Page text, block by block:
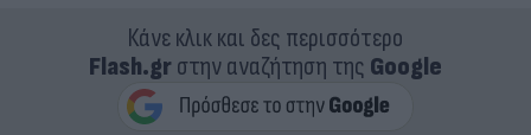
Κάνε κλικ και δες περισσότερο
Flash.grστην αναζήτηση της Google